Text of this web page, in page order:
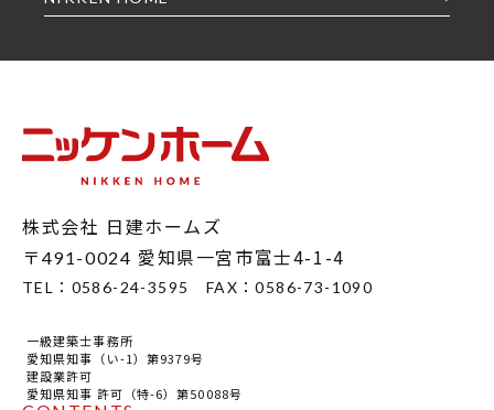
株式会社 日建ホームズ
〒 491-0024 愛知県一宮市富士4-1-4
TEL： 0586-24-3595 FAX：0586-73-1090
一級建築士事務所
愛知県知事（い-1）第9379号
建設業許可
愛知県知事 許可（特-6）第50088号